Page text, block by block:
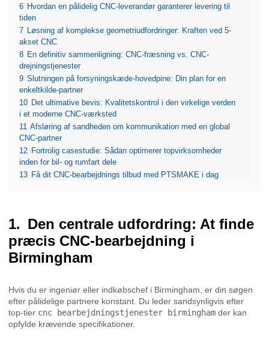
6 Hvordan en pålidelig CNC-leverandør garanterer levering til
tiden
7 Løsning af komplekse geometriudfordringer: Kraften ved 5-
akset CNC
8 En definitiv sammenligning: CNC-fræsning vs. CNC-
drejningstjenester
9 Slutningen på forsyningskæde-hovedpine: Din plan for en
enkeltkilde-partner
10 Det ultimative bevis: Kvalitetskontrol i den virkelige verden
i et moderne CNC-værksted
11 Afsløring af sandheden om kommunikation med en global
CNC-partner
12 Fortrolig casestudie: Sådan optimerer topvirksomheder
inden for bil- og rumfart dele
13 Få dit CNC-bearbejdnings tilbud med PTSMAKE i dag
Den centrale udfordring: At finde
præcis CNC-bearbejdning i
Birmingham
Hvis du er ingeniør eller indkøbschef i Birmingham, er din søgen
efter pålidelige partnere konstant. Du leder sandsynligvis efter
top-tier cnc bearbejdningstjenester birmingham der kan
opfylde krævende specifikationer.